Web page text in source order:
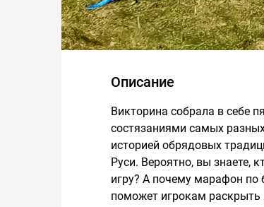
Описание
Викторина собрала в себе
состязаниями самых
историей обрядовых
Руси. Вероятно, вы знаете,
игру? А почему марафон по
поможет игрокам раскрыть